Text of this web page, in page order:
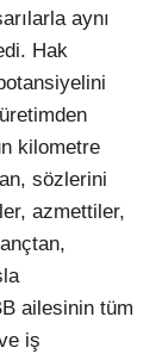
aynı
Hak
kilometre
sözlerini
azmettiler,
ailesinin tüm
iş